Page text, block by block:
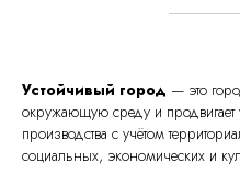
Устойчивый город — это
окружающую среду и продвигает
производства с учётом
социальных, экономических и